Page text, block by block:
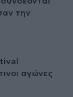
την
αγώνες